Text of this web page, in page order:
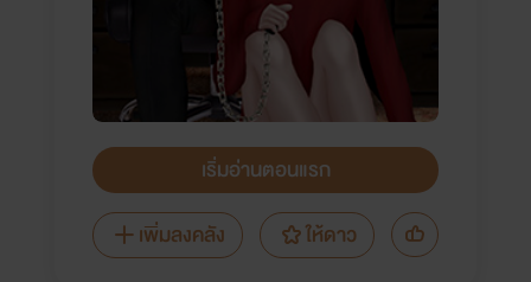
เริ่มอ่านตอนแรก
เพิ่มลงคลัง
ให้ดาว